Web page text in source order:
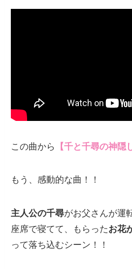
この曲から 【千と千尋の神隠
もう、感動的な曲！！
主人公の千尋がお父さんが運
座席で寝てて、もらったお花
って落ち込むシーン！！